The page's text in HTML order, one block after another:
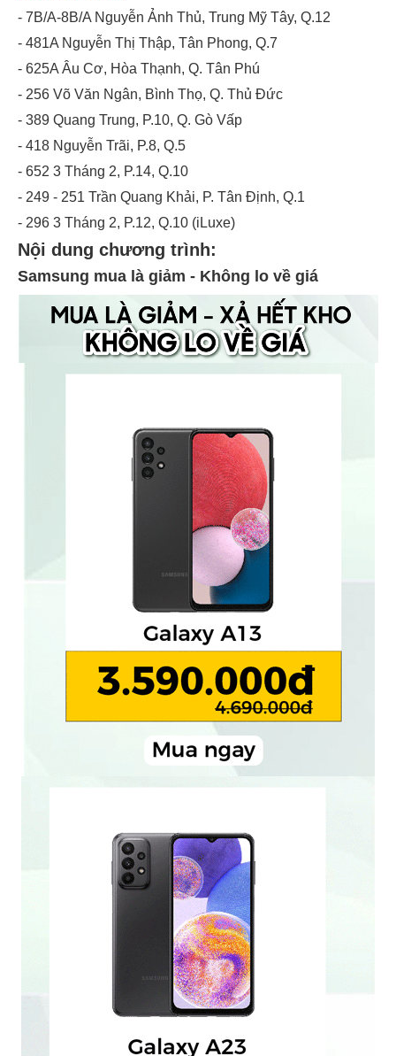
- 7B/A-8B/A Nguyễn Ảnh Thủ, Trung Mỹ Tây, Q.12
- 481A Nguyễn Thị Thập, Tân Phong, Q.7
- 625A Âu Cơ, Hòa Thạnh, Q. Tân Phú
- 256 Võ Văn Ngân, Bình Thọ, Q. Thủ Đức
- 389 Quang Trung, P.10, Q. Gò Vấp
- 418 Nguyễn Trãi, P.8, Q.5
- 652 3 Tháng 2, P.14, Q.10
- 249 - 251 Trần Quang Khải, P. Tân Định, Q.1
- 296 3 Tháng 2, P.12, Q.10 (iLuxe)
Nội dung chương trình:
Samsung mua là giảm - Không lo về giá